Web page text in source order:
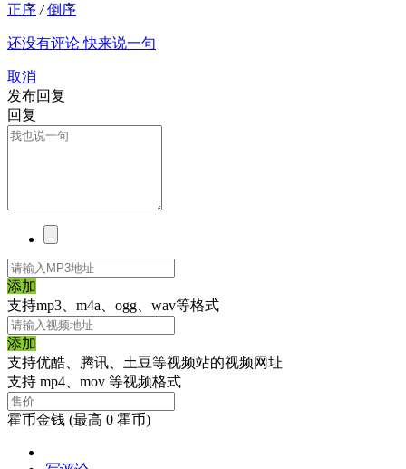
正序 / 倒序
还没有评论 快来说一句
取消
发布回复
回复
添加
支持mp3、m4a、ogg、wav等格式
添加
支持优酷、腾讯、土豆等视频站的视频网址
支持 mp4、mov 等视频格式
霍币金钱 (最高 0 霍币)